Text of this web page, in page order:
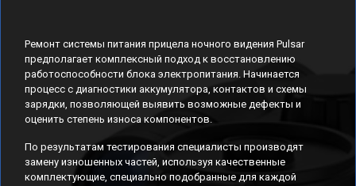
Ремонт системы питания прицела ночного видения Pulsar
предполагает комплексный подход к восстановлению
работоспособности блока электропитания. Начинается
процесс с диагностики аккумулятора, контактов и схемы
зарядки, позволяющей выявить возможные дефекты и
оценить степень износа компонентов.
По результатам тестирования специалисты производят
замену изношенных частей, используя качественные
комплектующие, специально подобранные для каждой